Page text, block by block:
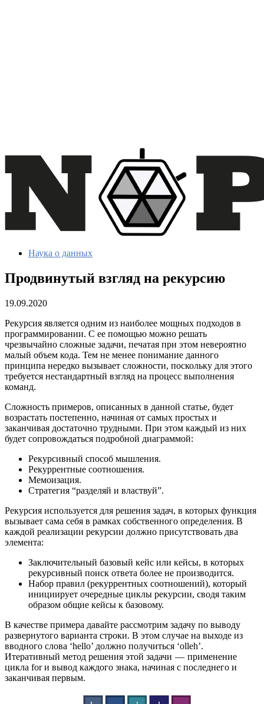
Наука о данных
Продвинутый взгляд на рекурсию
19.09.2020
Рекурсия является одним из наиболее мощных подходов в
программировании. С ее помощью можно решать
чрезвычайно сложные задачи, печатая при этом невероятно
малый объем кода. Тем не менее понимание данного
принципа нередко вызывает сложности, поскольку для этого
требуется нестандартный взгляд на процесс выполнения
команд.
Сложность примеров, описанных в данной статье, будет
возрастать постепенно, начиная от самых простых и
заканчивая достаточно трудными. При этом каждый из них
будет сопровождаться подробной диаграммой:
Рекурсивный способ мышления.
Рекуррентные соотношения.
Мемоизация.
Стратегия “разделяй и властвуй”.
Рекурсия используется для решения задач, в которых функция
вызывает сама себя в рамках собственного определения. В
каждой реализации рекурсии должно присутствовать два
элемента:
Заключительный базовый кейс или кейсы, в которых
рекурсивный поиск ответа более не производится.
Набор правил (рекуррентных соотношений), который
инициирует очередные циклы рекурсии, сводя таким
образом общие кейсы к базовому.
В качестве примера давайте рассмотрим задачу по выводу
развернутого варианта строки. В этом случае на выходе из
вводного слова ‘hello’ должно получиться ‘olleh’.
Итеративный метод решения этой задачи — применение
цикла for и вывод каждого знака, начиная с последнего и
заканчивая первым.